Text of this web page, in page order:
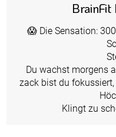
BrainFit
😱 Die Sensation:
Du wachst morgens
zack bist du
Klingt zu